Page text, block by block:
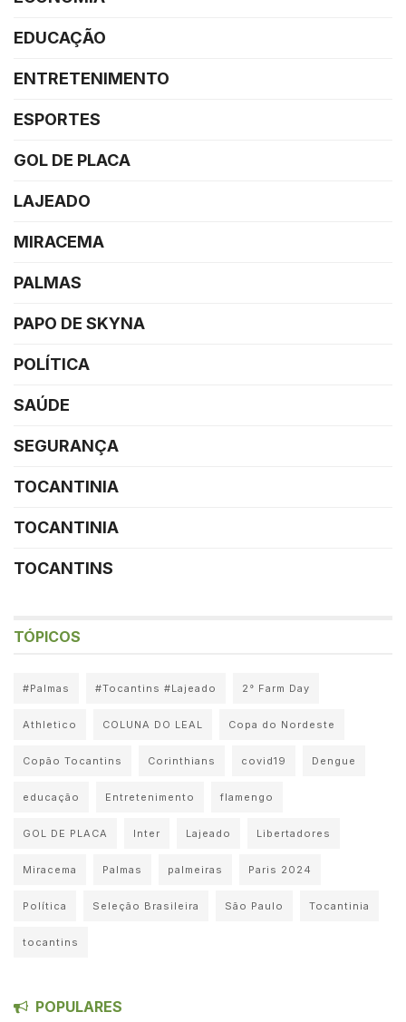
EDUCAÇÃO
ENTRETENIMENTO
ESPORTES
GOL DE PLACA
LAJEADO
MIRACEMA
PALMAS
PAPO DE SKYNA
POLÍTICA
SAÚDE
SEGURANÇA
TOCANTINIA
TOCANTINIA
TOCANTINS
TÓPICOS
#Palmas #Tocantins #Lajeado 2° Farm Day
Athletico COLUNA DO LEAL Copa do Nordeste
Copão Tocantins Corinthians covid19 Dengue
educação Entretenimento flamengo
GOL DE PLACA Inter Lajeado Libertadores
Miracema Palmas palmeiras Paris 2024
Política Seleção Brasileira São Paulo Tocantinia
tocantins
POPULARES